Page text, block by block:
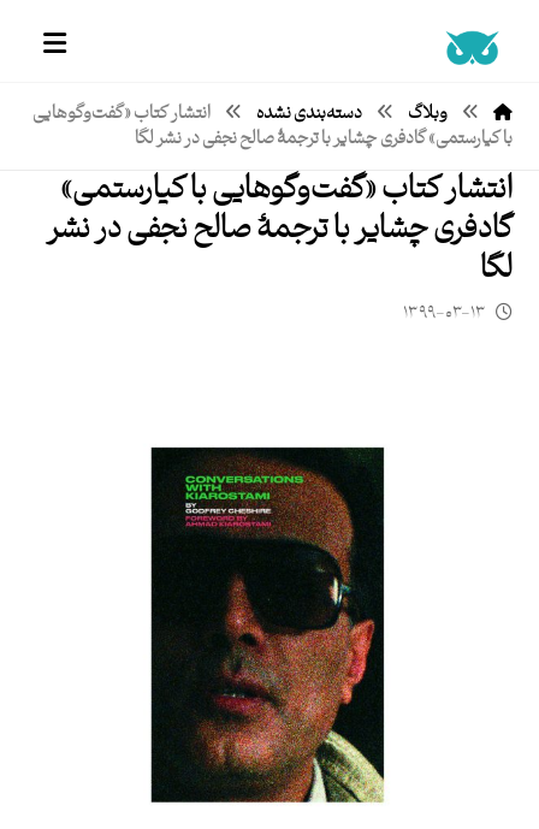
وبلاگ دسته‌بندی نشده
انتشار کتاب «گفت‌وگوهایی
با کیارستمی» گادفری چشایر با ترجمۀ صالح نجفی در نشر لگا
انتشار کتاب «گفت‌وگوهایی با کیارستمی»
گادفری چشایر با ترجمۀ صالح نجفی در نشر
لگا
۱۳۹۹-۰۳-۱۳